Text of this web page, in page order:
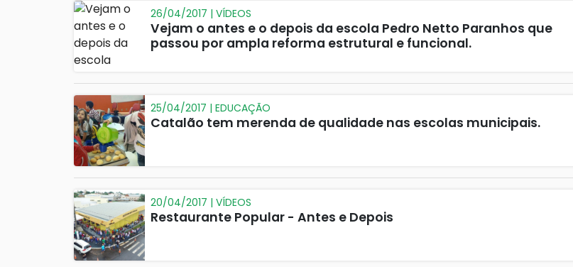
26/04/2017 | VÍDEOS
Vejam o antes e o depois da escola Pedro Netto Paranhos que
passou por ampla reforma estrutural e funcional.
25/04/2017 | EDUCAÇÃO
Catalão tem merenda de qualidade nas escolas municipais.
20/04/2017 | VÍDEOS
Restaurante Popular - Antes e Depois